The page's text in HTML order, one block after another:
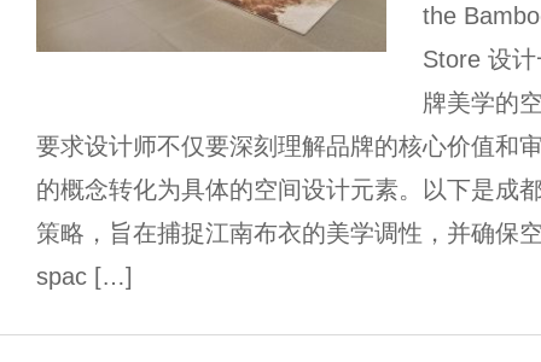
the
Store 设
牌美学的
要求设计师不仅要深刻理解品牌的核心价值和
的概念转化为具体的空间设计元素。以下是成
策略，旨在捕捉江南布衣的美学调性，并确保
spac […]